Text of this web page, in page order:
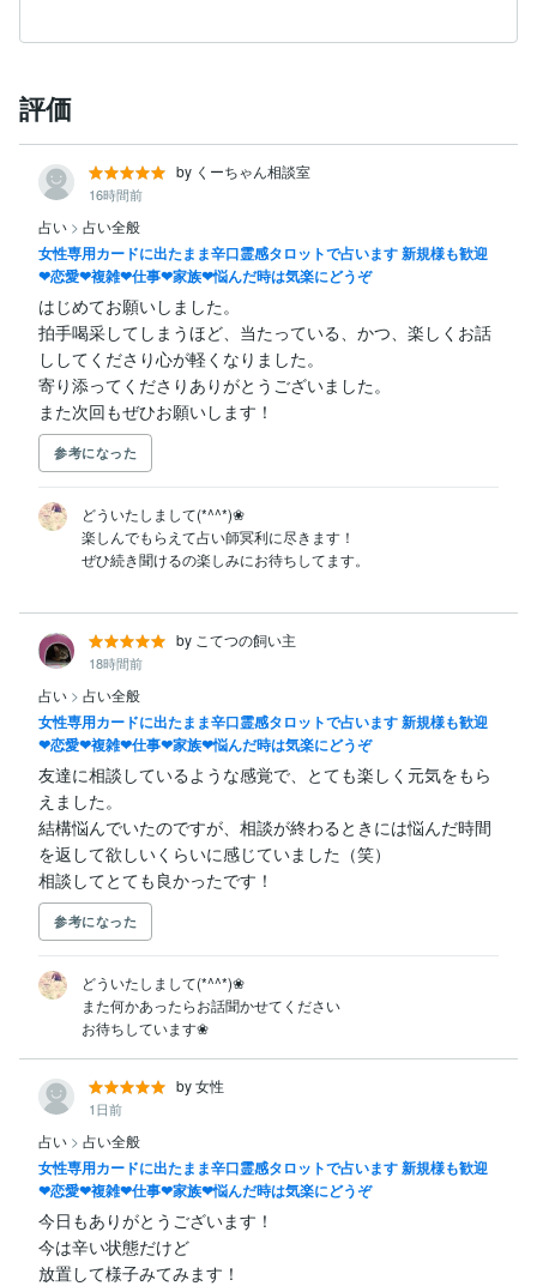
評価
by くーちゃん相談室
16時間前
占い > 占い全般
女性専用カードに出たまま辛口霊感タロットで占います 新規様も歓迎
❤恋愛❤複雑❤仕事❤家族❤悩んだ時は気楽にどうぞ
はじめてお願いしました。
拍手喝采してしまうほど、当たっている、かつ、楽しくお話
ししてくださり心が軽くなりました。
寄り添ってくださりありがとうございました。
また次回もぜひお願いします！
参考になった
どういたしまして(*^^*)❀
楽しんでもらえて占い師冥利に尽きます！
by こてつの飼い主
18時間前
占い > 占い全般
女性専用カードに出たまま辛口霊感タロットで占います 新規様も歓迎
❤恋愛❤複雑❤仕事❤家族❤悩んだ時は気楽にどうぞ
友達に相談しているような感覚で、とても楽しく元気をもら
えました。
結構悩んでいたのですが、相談が終わるときには悩んだ時間
を返して欲しいくらいに感じていました（笑）
相談してとても良かったです！
参考になった
どういたしまして(*^^*)❀
また何かあったらお話聞かせてください
お待ちしています❀
by 女性
1日前
占い > 占い全般
女性専用カードに出たまま辛口霊感タロットで占います 新規様も歓迎
❤恋愛❤複雑❤仕事❤家族❤悩んだ時は気楽にどうぞ
今日もありがとうございます！
今は辛い状態だけど
放置して様子みてみます！